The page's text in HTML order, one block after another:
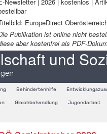
EuropeDirect
Publikation ist online nicht
aber kostenfrei als PDF-
und
Behindertenhilfe
Gleichbehandlung Jugendarbeit